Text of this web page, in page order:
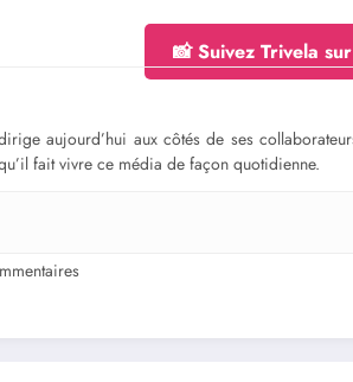
📸 Suivez Trivela
aujourd’hui aux côtés de ses
fait vivre ce média de façon quotidienne.